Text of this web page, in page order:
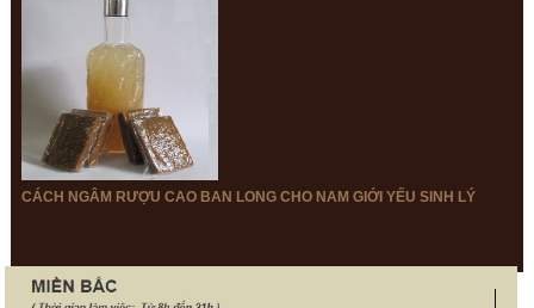
Cao gạc nai có thể chữa
được những loại bệnh
nào?
CÁCH NGÂM RƯỢU CAO BAN LONG CHO NAM GIỚI YẾU SINH LÝ